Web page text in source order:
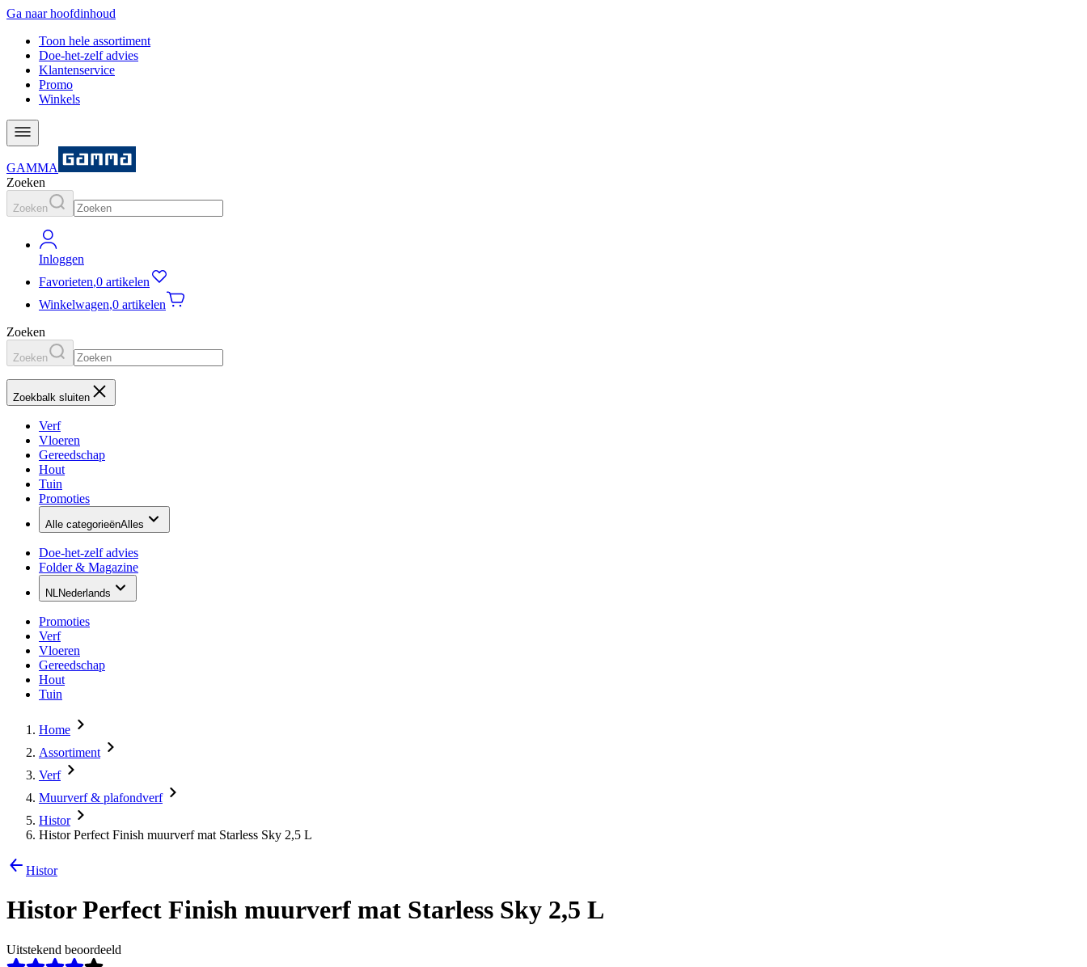
Ga naar hoofdinhoud
Toon hele assortiment
Doe-het-zelf advies
Klantenservice
Promo
Winkels
GAMMA
Zoeken
Zoeken
Inloggen
Favorieten,0 artikelen
Winkelwagen,0 artikelen
Zoeken
Zoeken
Zoekbalk sluiten
Verf
Vloeren
Gereedschap
Hout
Tuin
Promoties
Alle categorieënAlles
Doe-het-zelf advies
Folder & Magazine
NLNederlands
Promoties
Verf
Vloeren
Gereedschap
Hout
Tuin
Home
Assortiment
Verf
Muurverf & plafondverf
Histor
Histor Perfect Finish muurverf mat Starless Sky 2,5 L
Histor
Histor Perfect Finish muurverf mat Starless Sky 2,5 L
Uitstekend beoordeeld